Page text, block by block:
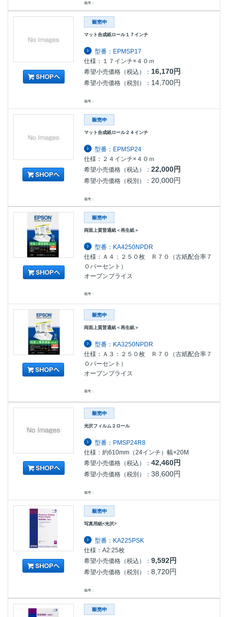
備考：
マット合成紙ロール１７インチ
型番：EPMSP17
仕様：１７インチ×４０ｍ
希望小売価格（税込）： 16,170円
希望小売価格（税別）： 14,700円
備考：
マット合成紙ロール２４インチ
型番：EPMSP24
仕様：２４インチ×４０ｍ
希望小売価格（税込）： 22,000円
希望小売価格（税別）： 20,000円
備考：
両面上質普通紙＜再生紙＞
型番：KA4250NPDR
仕様：Ａ４：２５０枚 Ｒ７０（古紙配合率７
０パーセント）
オープンプライス
備考：
両面上質普通紙＜再生紙＞
型番：KA3250NPDR
仕様：Ａ３：２５０枚 Ｒ７０（古紙配合率７
０パーセント）
オープンプライス
備考：
光沢フィルム２ロール
型番：PMSP24R8
仕様：約610mm（24インチ）幅×20M
希望小売価格（税込）：42,460円
希望小売価格（税別）：38,600円
備考：
写真用紙<光沢>
型番：KA225PSK
仕様：A2:25枚
希望小売価格（税込）： 9,592円
希望小売価格（税別）： 8,720円
備考：